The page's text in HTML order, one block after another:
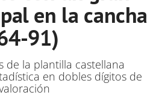
en la cancha
91)
de la plantilla castellana
en dobles dígitos de